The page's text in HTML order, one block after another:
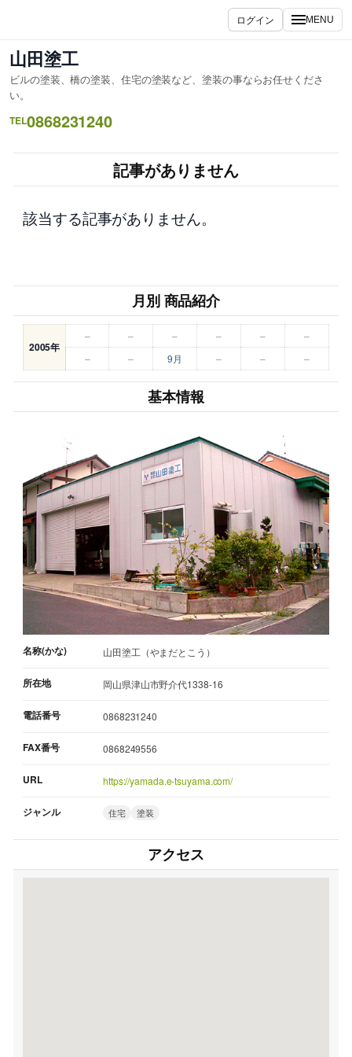
ス
キ
ッ
プ
ログイン MENU
山田塗工
ビルの塗装、橋の塗装、住宅の塗装など、塗装の事ならお任せくださ
い。
TEL0868231240
記事がありません
該当する記事がありません。
月別 商品紹介
2005年
– – – – –
–
–
– 9月 – – –
基本情報
名称(かな) 山田塗工（やまだとこう）
所在地 岡山県津山市野介代1338-16
電話番号 0868231240
FAX番号 0868249556
URL https://yamada.e-tsuyama.com/
ジャンル 住宅 塗装
アクセス